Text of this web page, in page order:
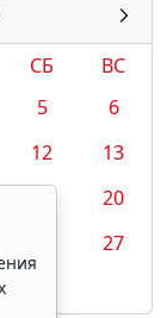
СБ
ВС
5
6
12
13
20
27